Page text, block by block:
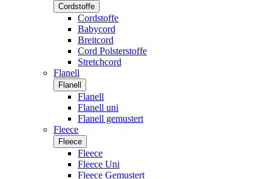
Cordstoffe
Cordstoffe
Babycord
Breitcord
Cord Polsterstoffe
Stretchcord
Flanell
Flanell
Flanell
Flanell uni
Flanell gemustert
Fleece
Fleece
Fleece
Fleece Uni
Fleece Gemustert